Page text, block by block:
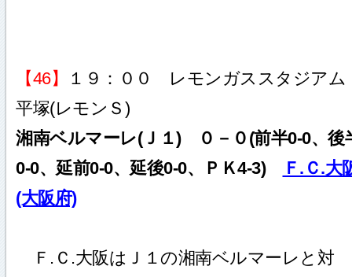
【46】
１９：００ レモンガススタジアム
平塚(レモンＳ)
湘南ベルマーレ(Ｊ１) ０－０(前半0-0、後
0-0、延前0-0、延後0-0、ＰＫ4-3)
Ｆ.Ｃ.大
(大阪府)
Ｆ.Ｃ.大阪はＪ１の湘南ベルマーレと対